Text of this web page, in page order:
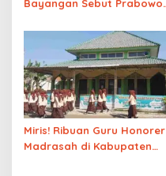
Bayangan Sebut Prabowo
Miris! Ribuan Guru Honorer
Madrasah di Kabupaten